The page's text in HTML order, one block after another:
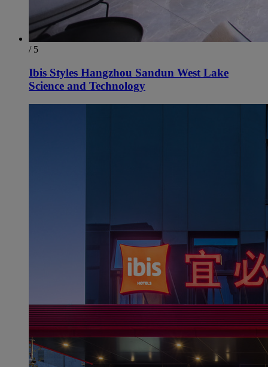
/ 5
Ibis Styles Hangzhou Sandun West Lake
Science and Technology